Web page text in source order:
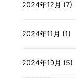
2024年12月 (7)
2024年11月 (1)
2024年10月 (5)